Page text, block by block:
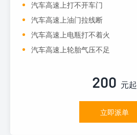
汽车高速上打不开车门
汽车高速上油门拉线断
汽车高速上电瓶打不着火
汽车高速上轮胎气压不足
200 元起
立即派单